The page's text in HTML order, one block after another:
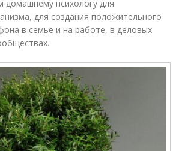
домашнему психологу для
для создания положительного
в семье и на работе, в деловых